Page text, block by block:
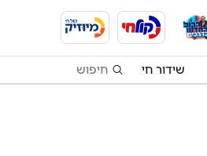
שידור חי